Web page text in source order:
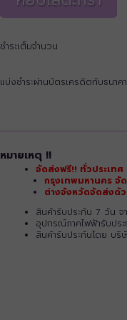
ชำระเต็มจำนวน
แบ่งชำระผ่านบัตรเครดิตกับธนาค
หมายเหตุ !!
จัดส่งฟรี!! ทั่วประเทศ
กรุงเทพมหานคร จั
ต่างจังหวัดจัดส่งด้
สินค้ารับประกัน 7 วัน
อุปกรณ์ภาคไฟฟ้ารับปร
สินค้ารับประกันโดย บริ